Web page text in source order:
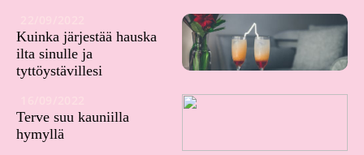
Kuinka järjestää hauska
ilta sinulle ja
tyttöystävillesi
Terve suu kauniilla
hymyllä